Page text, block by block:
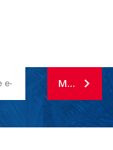
MA